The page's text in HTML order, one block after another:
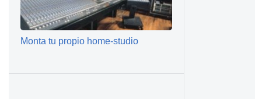
Monta tu propio home-studio